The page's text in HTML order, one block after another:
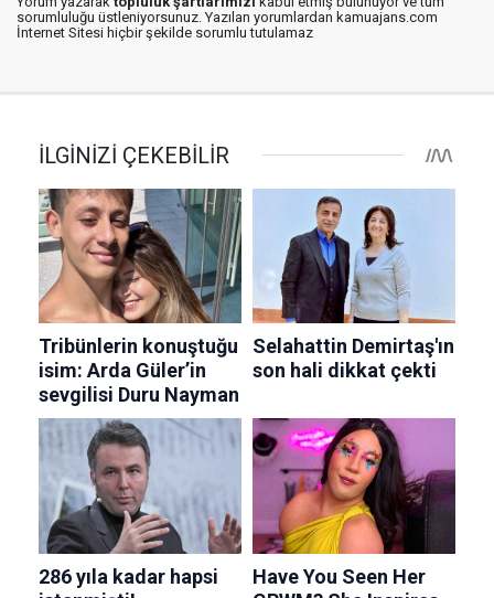
sorumluluğu üstleniyorsunuz. Yazılan yorumlardan kamuajans.com
İnternet Sitesi hiçbir şekilde sorumlu tutulamaz